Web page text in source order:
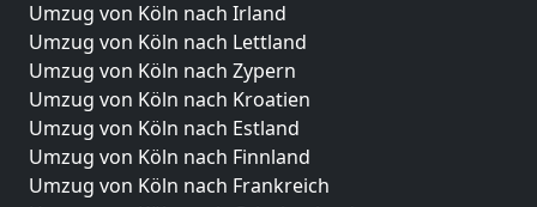
Umzug von Köln nach Irland
Umzug von Köln nach Lettland
Umzug von Köln nach Zypern
Umzug von Köln nach Kroatien
Umzug von Köln nach Estland
Umzug von Köln nach Finnland
Umzug von Köln nach Frankreich